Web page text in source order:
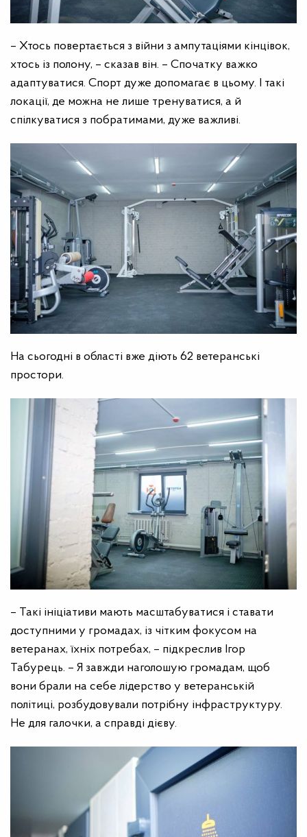
– Хтось повертається з війни з ампутаціями кінцівок,
хтось із полону, – сказав він. – Спочатку важко
адаптуватися. Спорт дуже допомагає в цьому. І такі
локації, де можна не лише тренуватися, а й
спілкуватися з побратимами, дуже важливі.
На сьогодні в області вже діють 62 ветеранські
простори.
– Такі ініціативи мають масштабуватися і ставати
доступними у громадах, із чітким фокусом на
ветеранах, їхніх потребах, – підкреслив Ігор
Табурець. – Я завжди наголошую громадам, щоб
вони брали на себе лідерство у ветеранській
політиці, розбудовували потрібну інфраструктуру.
Не для галочки, а справді дієву.